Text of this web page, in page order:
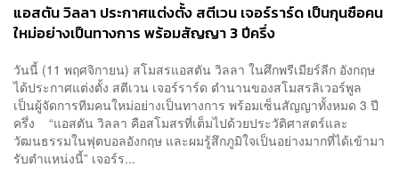
แอสตัน วิลลา ประกาศแต่งตั้ง สตีเวน เจอร์ราร์ด เป็นกุนซือคน
ใหม่อย่างเป็นทางการ พร้อมสัญญา 3 ปีครึ่ง
วันนี้ (11 พฤศจิกายน) สโมสรแอสตัน วิลลา ในศึกพรีเมียร์ลีก อังกฤษ
ได้ประกาศแต่งตั้ง สตีเวน เจอร์ราร์ด ตำนานของสโมสรลิเวอร์พูล
เป็นผู้จัดการทีมคนใหม่อย่างเป็นทางการ พร้อมเซ็นสัญญาทั้งหมด 3 ปี
ครึ่ง “แอสตัน วิลลา คือสโมสรที่เต็มไปด้วยประวัติศาสตร์และ
วัฒนธรรมในฟุตบอลอังกฤษ และผมรู้สึกภูมิใจเป็นอย่างมากที่ได้เข้ามา
รับตำแหน่งนี้” เจอร์ร...